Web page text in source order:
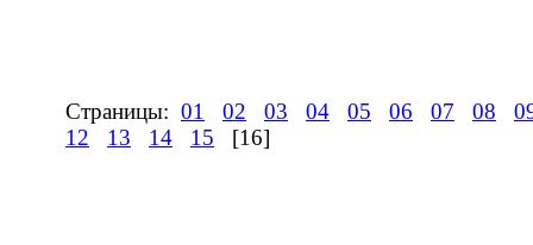
Страницы: 01 02 03 04 05 06 07 08
12
13 14 15 [16]